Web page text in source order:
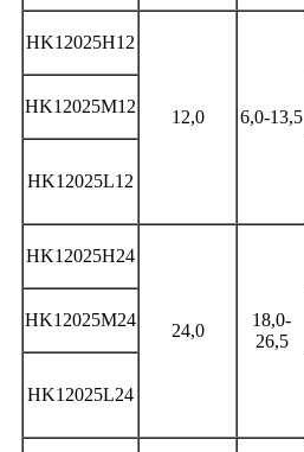
HK12025H12
12,0 6,0-13,5
HK12025M12
HK12025L12
HK12025H24
24,0
18,0-
26,5
HK12025M24
HK12025L24